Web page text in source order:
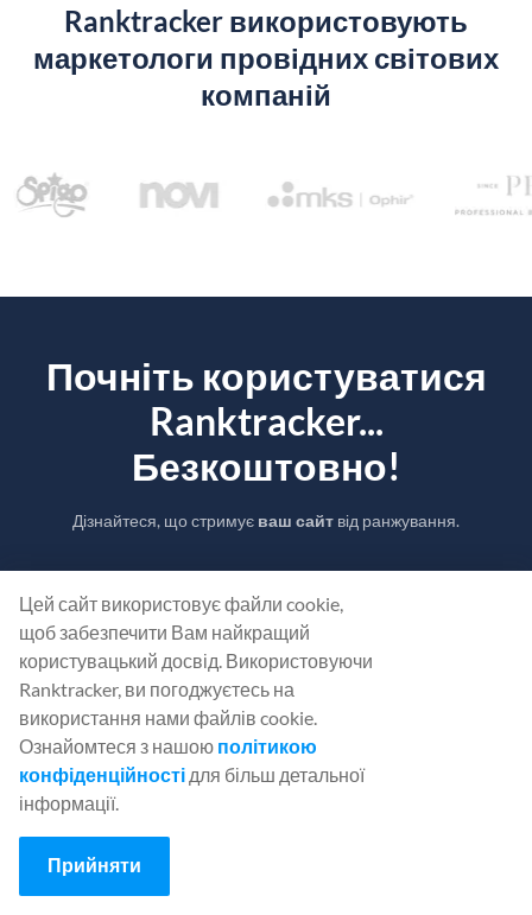
Ranktracker використовують
маркетологи провідних світових
компаній
Почніть користуватися
Ranktracker...
Безкоштовно!
Дізнайтеся, що стримує ваш сайт від ранжування.
СТВОРІТЬ БЕЗКОШТОВНИЙ ОБЛІКОВИЙ
ЗАПИС
АбоУвійдіть, використовуючи свої облікові дані
Цей сайт використовує файли cookie,
щоб забезпечити Вам найкращий
користувацький досвід. Використовуючи
Ranktracker, ви погоджуєтесь на
використання нами файлів cookie.
Ознайомтеся з нашою політикою
конфіденційності для більш детальної
інформації.
Прийняти